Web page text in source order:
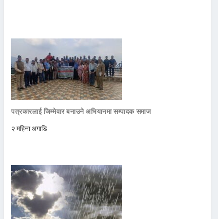
पत्रकारलाई जिम्मेवार बनाउने अभियानमा सम्पादक समाज
२ महिना अगाडि